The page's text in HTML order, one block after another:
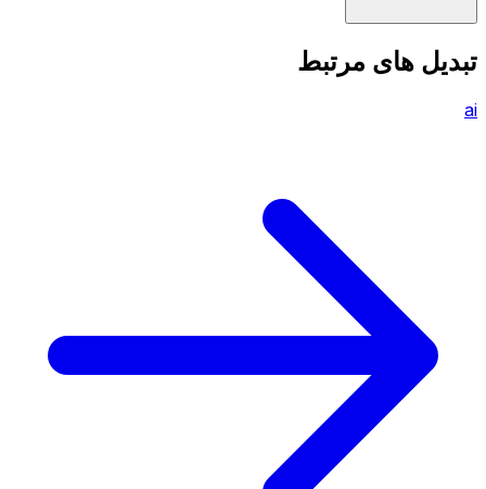
تبدیل های مرتبط
ai